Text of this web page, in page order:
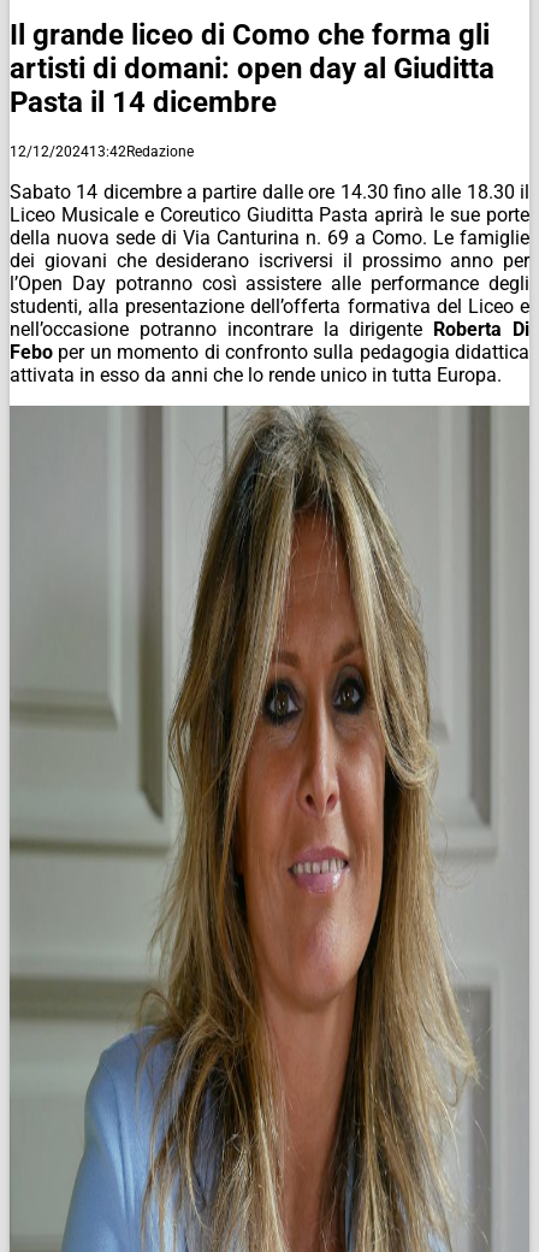
Il grande liceo di Como che forma gli
artisti di domani: open day al Giuditta
Pasta il 14 dicembre
12/12/202413:42Redazione
Sabato 14 dicembre a partire dalle ore 14.30 fino alle 18.30 il
Liceo Musicale e Coreutico Giuditta Pasta aprirà le sue porte
della nuova sede di Via Canturina n. 69 a Como. Le famiglie
dei giovani che desiderano iscriversi il prossimo anno per
l’Open Day potranno così assistere alle performance degli
studenti, alla presentazione dell’offerta formativa del Liceo e
nell’occasione potranno incontrare la dirigente Roberta Di
Febo per un momento di confronto sulla pedagogia didattica
attivata in esso da anni che lo rende unico in tutta Europa.